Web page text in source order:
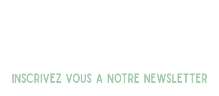
INSCRIVEZ VOUS A NOTRE NEWSLETTER